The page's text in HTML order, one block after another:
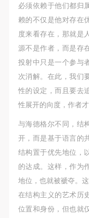
必须依赖于他们都归
赖的不仅是他对存在
度来看存在，那就是
源不是作者，而是存
投射中只是一个参与
次消解。在此，我们
性的设定，而且要去
性展开的向度，作者
与海德格尔不同，结
开，而是基于语言的
结构置于优先地位，
的达成。这样，作为
地位，也就被褫夺。
在结构主义的艺术历
位置和身份，但也就
手机号码
手
验证码